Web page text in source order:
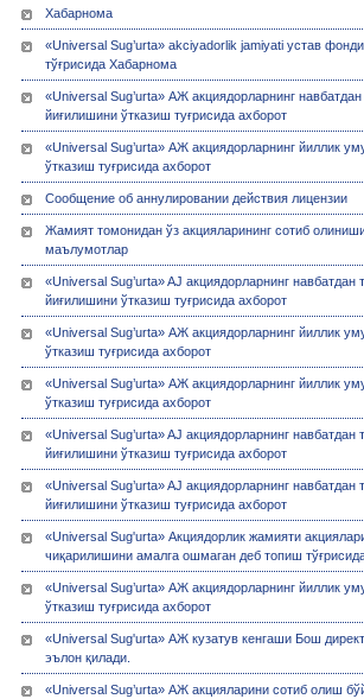
Хабарнома
«Universal Sug’urta» akciyadorlik jamiyati устав
тўғрисида Хабарнома
«Universal Sug’urta» АЖ акциядорларнинг
йиғилишини ўтказиш туғрисида ахборот
«Universal Sug’urta» АЖ акциядорларнинг йиллик
ўтказиш туғрисида ахборот
Сообщение об аннулировании действия лицензии
Жамият томонидан ўз акцияларининг сотиб олиниши
маълумотлар
«Universal Sug’urta» AJ акциядорларнинг
йиғилишини ўтказиш туғрисида ахборот
«Universal Sug’urta» АЖ акциядорларнинг йиллик
ўтказиш туғрисида ахборот
«Universal Sug’urta» АЖ акциядорларнинг йиллик
ўтказиш туғрисида ахборот
«Universal Sug’urta» AJ акциядорларнинг
йиғилишини ўтказиш туғрисида ахборот
«Universal Sug’urta» AJ акциядорларнинг
йиғилишини ўтказиш туғрисида ахборот
«Universal Sug'urta» Акциядорлик жамияти
чиқарилишини амалга ошмаган деб топиш
«Universal Sug’urta» АЖ акциядорларнинг йиллик
ўтказиш туғрисида ахборот
«Universal Sug'urta» АЖ кузатув кенгаши Бош
эълон қилади.
«Universal Sug’urta» АЖ акцияларини сотиб олиш